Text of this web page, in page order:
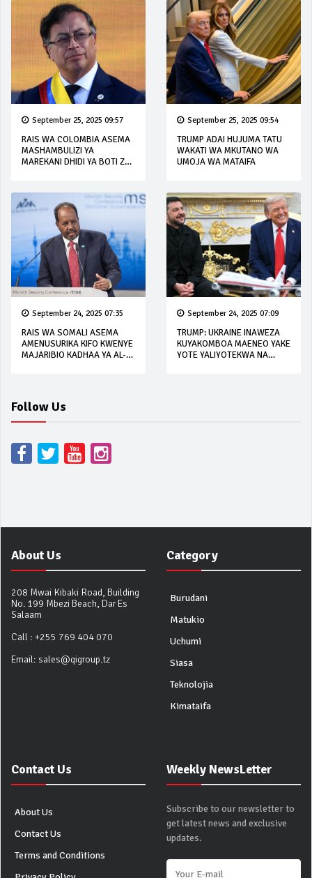
September 25, 2025 09:57
RAIS WA COLOMBIA ASEMA
MASHAMBULIZI YA
MAREKANI DHIDI YA BOTI ZA
September 25, 2025 09:54
TRUMP ADAI HUJUMA TATU
WAKATI WA MKUTANO WA
UMOJA WA MATAIFA
September 24, 2025 07:35
RAIS WA SOMALI ASEMA
AMENUSURIKA KIFO KWENYE
MAJARIBIO KADHAA YA AL-
September 24, 2025 07:09
TRUMP: UKRAINE INAWEZA
KUYAKOMBOA MAENEO YAKE
YOTE YALIYOTEKWA NA
Follow Us
About Us
208 Mwai Kibaki Road, Building
No. 199 Mbezi Beach, Dar Es
Salaam
Call : +255 769 404 070
Email: sales@qigroup.tz
Category
Burudani
Matukio
Uchumi
Siasa
Teknolojia
Kimataifa
Contact Us
About Us
Contact Us
Terms and Conditions
Weekly NewsLetter
Subscribe to our newsletter to
get latest news and exclusive
updates.